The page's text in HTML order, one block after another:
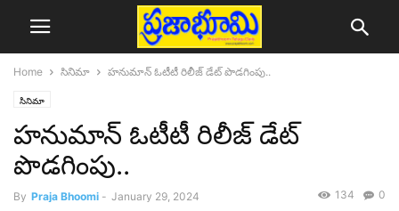
Home సినిమా హనుమాన్ ఓటీటీ రిలీజ్ డేట్ పొడగింపు..
సినిమా
హనుమాన్ ఓటీటీ రిలీజ్ డేట్
పొడగింపు..
By Praja Bhoomi - January 29, 2024 0
134